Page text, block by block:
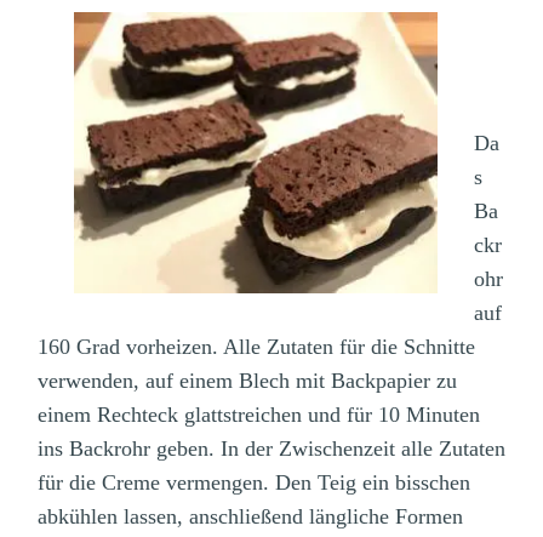
Da
s
Ba
ckr
ohr
auf
160 Grad vorheizen. Alle Zutaten für die Schnitte
verwenden, auf einem Blech mit Backpapier zu
einem Rechteck glattstreichen und für 10 Minuten
ins Backrohr geben. In der Zwischenzeit alle Zutaten
für die Creme vermengen. Den Teig ein bisschen
abkühlen lassen, anschließend längliche Formen